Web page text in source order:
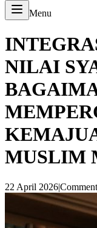
Menu
NILAI
MUSLIM
22 April 2026|